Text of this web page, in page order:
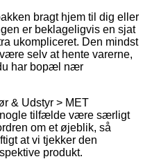
bragt hjem til dig eller
er beklageligvis en sjat
ukompliceret. Den mindst
selv at hente varerne,
har bopæl nær
& Udstyr > MET
nogle tilfælde være særligt
om et øjeblik, så
at vi tjekker den
produkt.